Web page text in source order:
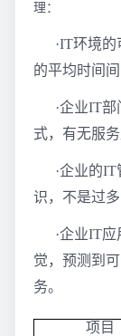
理：
·IT环境
的平均时间
·企业IT
式，有无服
·企业的
识，不是过多
·企业IT
觉，预测到
务。
项目